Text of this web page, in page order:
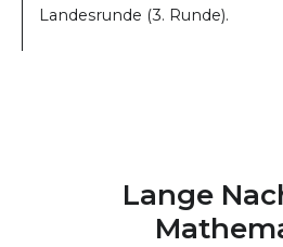
Landesrunde (3. Runde).
Lange